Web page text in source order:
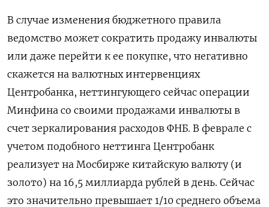
В случае изменения бюджетного правила
ведомство может сократить продажу инвалюты
или даже перейти к ее покупке, что негативно
скажется на валютных интервенциях
Центробанка, неттингующего сейчас операции
Минфина со своими продажами инвалюты в
счет зеркалирования расходов ФНБ. В феврале с
учетом подобного неттинга Центробанк
реализует на Мосбирже китайскую валюту (и
золото) на 16,5 миллиарда ​рублей в день. Сейчас
это значительно превышает ⁠1/10 среднего объема